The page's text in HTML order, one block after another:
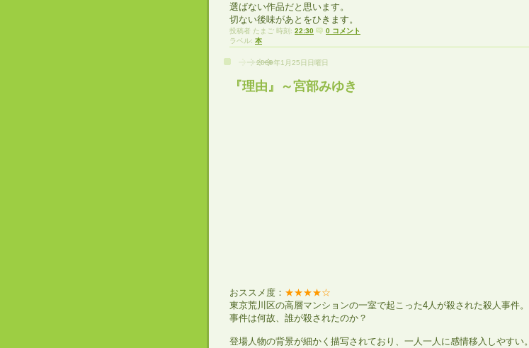
選ばない作品だと思います。
切ない後味があとをひきます。
投稿者 たまご 時刻: 22:30
0 コメント
ラベル: 本
2009年1月25日日曜日
『理由』～宮部みゆき
おススメ度： ★★★★☆
東京荒川区の高層マンションの一室で起こった4人が殺された殺人事件。
事件は何故、誰が殺されたのか？
登場人物の背景が細かく描写されており、一人一人に感情移入しやすい。